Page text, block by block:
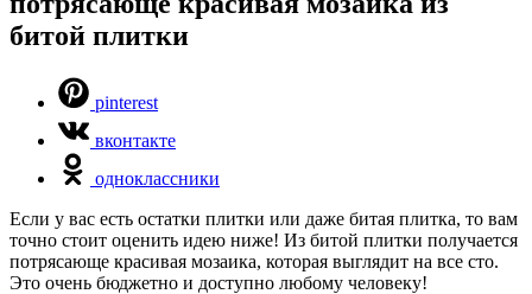
битой плитки
pinterest
вконтакте
одноклассники
Если у вас есть остатки плитки или даже битая плитка, то вам
точно стоит оценить идею ниже! Из битой плитки получается
потрясающе красивая мозаика, которая выглядит на все сто.
Это очень бюджетно и доступно любому человеку!